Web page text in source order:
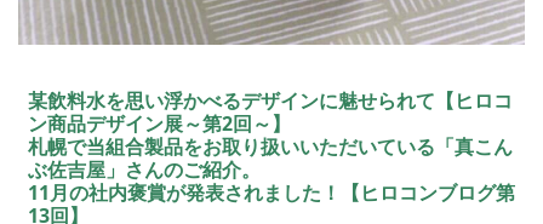
某飲料水を思い浮かべるデザインに魅せられて【ヒロコ
ン商品デザイン展～第2回～】
札幌で当組合製品をお取り扱いいただいている「真こん
ぶ佐吉屋」さんのご紹介。
11月の社内褒賞が発表されました！【ヒロコンブログ第
13回】